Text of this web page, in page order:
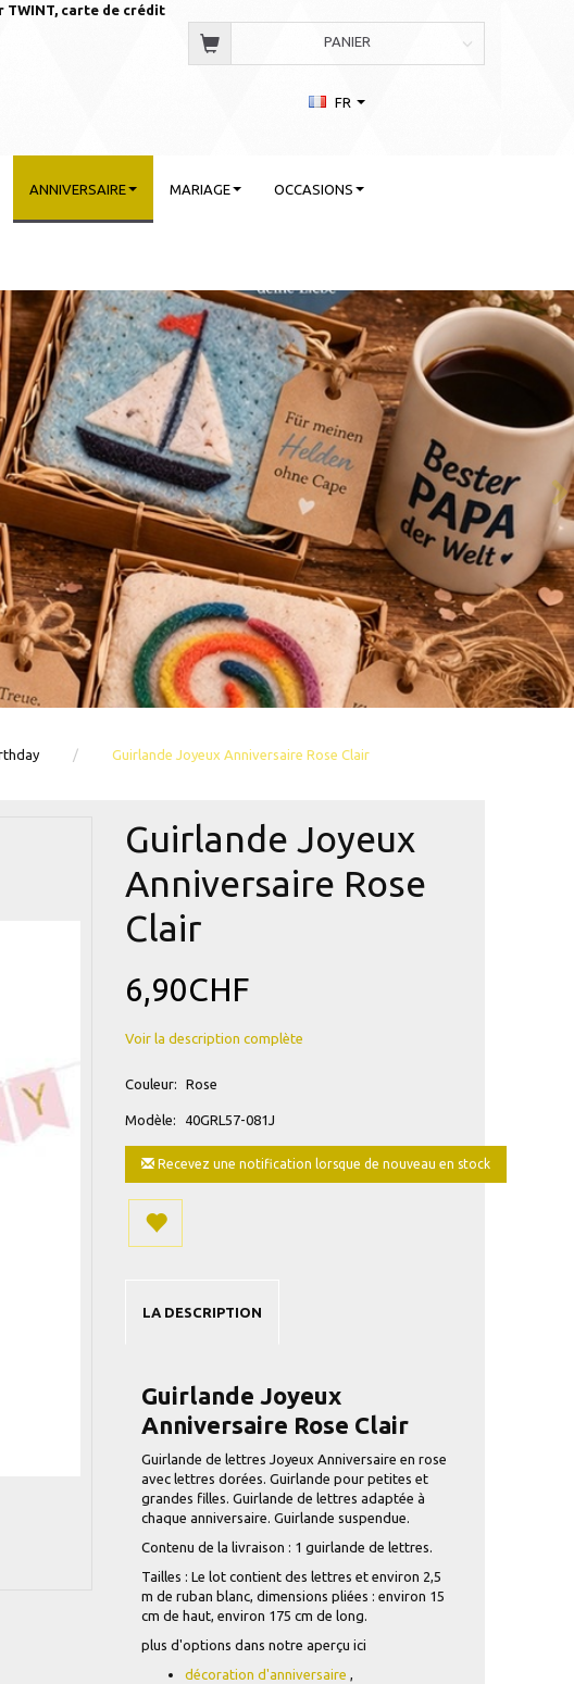
carte de crédit
PANIER
FR
ANNIVERSAIRE MARIAGE OCCASIONS
Guirlande Joyeux Anniversaire Rose Clair
Guirlande Joyeux
Anniversaire Rose
Clair
6,90CHF
Voir la description complète
Couleur: Rose
Modèle: 40GRL57-081J
Recevez une notification lorsque de nouveau en stock
LA DESCRIPTION
Guirlande Joyeux
Anniversaire Rose Clair
Guirlande de lettres Joyeux Anniversaire en rose
avec lettres dorées. Guirlande pour petites et
grandes filles. Guirlande de lettres adaptée à
chaque anniversaire. Guirlande suspendue.
Contenu de la livraison : 1 guirlande de lettres.
Tailles : Le lot contient des lettres et environ 2,5
m de ruban blanc, dimensions pliées : environ 15
cm de haut, environ 175 cm de long.
plus d'options dans notre aperçu ici
décoration d'anniversaire